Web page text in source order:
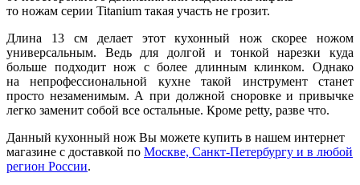
то ножам серии Titanium такая участь не грозит.
Длина 13 см делает этоткухонный нож скорее ножом
универсальным. Ведь для долгой и тонкой нарезки куда
больше подходит нож с более длинным клинком. Однако
на непрофессиональной кухне такой инструмент станет
просто незаменимым. А при должной сноровке и привычке
легко заменит собой все остальные. Кроме petty, разве что.
Данный кухонный нож Вы можете купить в нашем интернет
магазине с доставкой по Москве, Санкт-Петербургу и в любой
регион России.